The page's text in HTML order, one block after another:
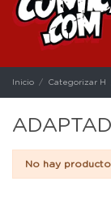
Inicio Categorizar H
No hay